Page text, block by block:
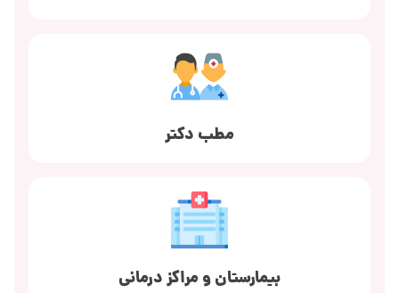
مطب دکتر
بیمارستان و مراکز درمانی